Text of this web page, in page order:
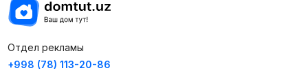
Отдел рекламы
+998 (78) 113-20-86